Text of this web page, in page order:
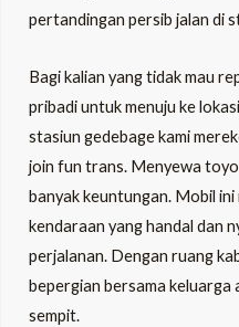
pertandingan persib jalan di
Bagi kalian yang tidak mau
pribadi untuk menuju ke
stasiun gedebage kami
join fun trans. Menyewa
banyak keuntungan. Mobil
kendaraan yang handal dan
perjalanan. Dengan ruang
bepergian bersama keluarga
sempit.